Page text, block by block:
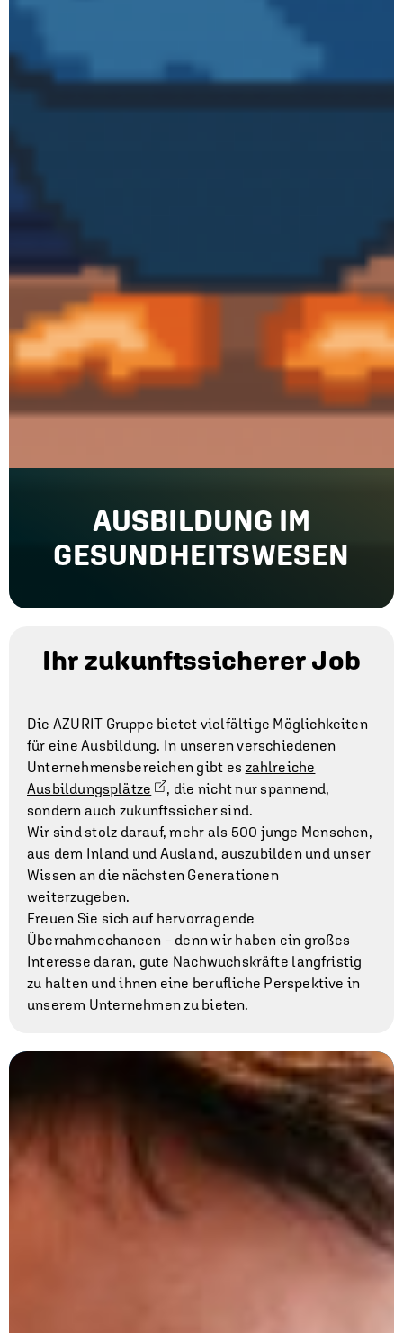
AUSBILDUNG IM
GESUNDHEITSWESEN
Ihr zukunftssicherer Job
Die AZURIT Gruppe bietet vielfältige Möglichkeiten
für eine Ausbildung. In unseren verschiedenen
Unternehmensbereichen gibt es zahlreiche
Ausbildungsplätze
, die nicht nur spannend,
sondern auch zukunftssicher sind.
Wir sind stolz darauf, mehr als 500 junge Menschen,
aus dem Inland und Ausland, auszubilden und unser
Wissen an die nächsten Generationen
weiterzugeben.
Freuen Sie sich auf hervorragende
Übernahmechancen – denn wir haben ein großes
Interesse daran, gute Nachwuchskräfte langfristig
zu halten und ihnen eine berufliche Perspektive in
unserem Unternehmen zu bieten.